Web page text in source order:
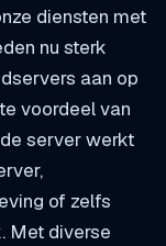
diensten met
nu sterk
aan op
voordeel van
server werkt
of zelfs
Met diverse